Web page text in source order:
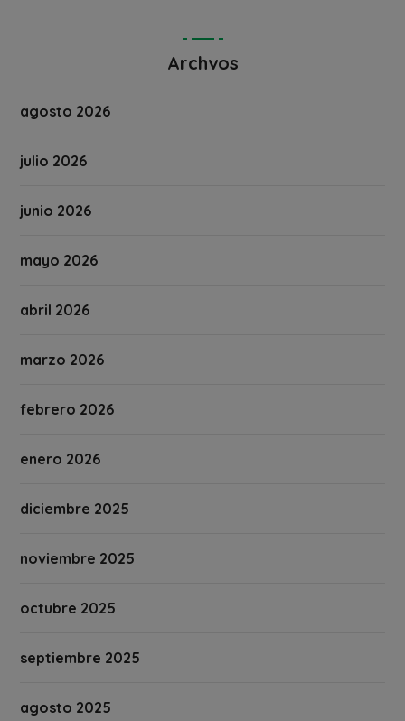
Archvos
agosto 2026
julio 2026
junio 2026
mayo 2026
abril 2026
marzo 2026
febrero 2026
enero 2026
diciembre 2025
noviembre 2025
octubre 2025
septiembre 2025
agosto 2025